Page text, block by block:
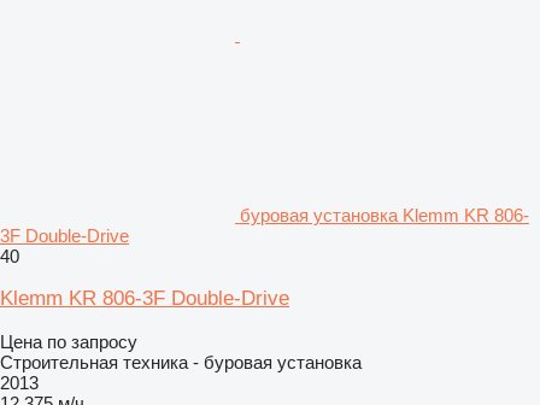
буровая установка Klemm KR 806-
3F Double-Drive
40
Klemm KR 806-3F Double-Drive
Цена по запросу
Строительная техника - буровая установка
2013